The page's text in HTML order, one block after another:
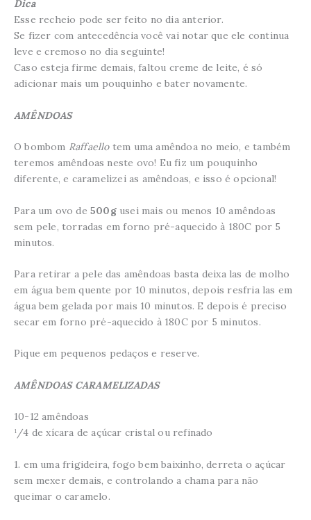
Dica
Esse recheio pode ser feito no dia anterior.
Se fizer com antecedência você vai notar que ele continua
leve e cremoso no dia seguinte!
Caso esteja firme demais, faltou creme de leite, é só
adicionar mais um pouquinho e bater novamente.
AMÊNDOAS
O bombom Raffaellotem uma amêndoa no meio, e também
teremos amêndoas neste ovo! Eu fiz um pouquinho
diferente, e caramelizei as amêndoas, e isso é opcional!
Para um ovo de 500gusei mais ou menos 10 amêndoas
sem pele, torradas em forno pré-aquecido à 180C por 5
minutos.
Para retirar a pele das amêndoas basta deixa las de molho
em água bem quente por 10 minutos, depois resfria las em
água bem gelada por mais 10 minutos. E depois é preciso
secar em forno pré-aquecido à 180C por 5 minutos.
Pique em pequenos pedaços e reserve.
AMÊNDOAS CARAMELIZADAS
10-12 amêndoas
¹/4 de xícara de açúcar cristal ou refinado
1. em uma frigideira, fogo bem baixinho, derreta o açúcar
sem mexer demais, e controlando a chama para não
queimar o caramelo.